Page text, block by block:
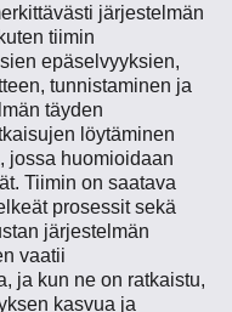
järjestelmän
tiimin
epäselvyyksien,
tunnistaminen ja
täyden
löytäminen
jossa huomioidaan
Tiimin on saatava
prosessit sekä
järjestelmän
vaatii
ja kun ne on ratkaistu,
kasvua ja